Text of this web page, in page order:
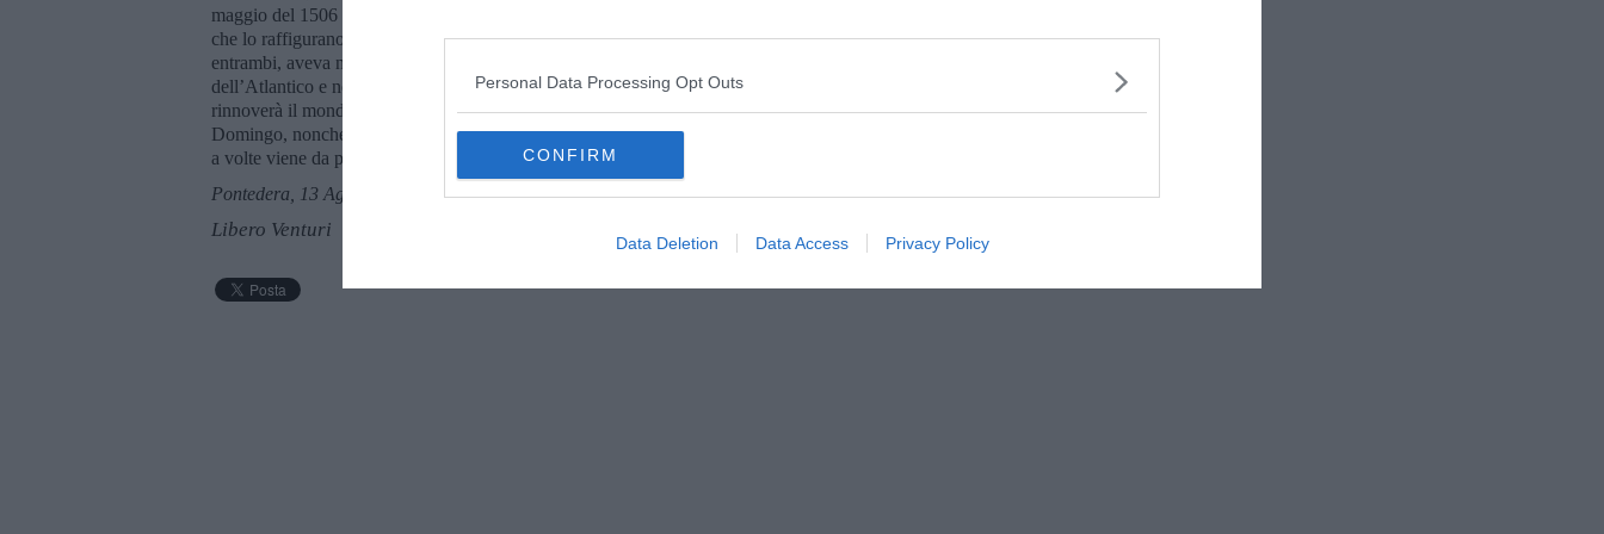
Personal Data Processing Opt Outs
CONFIRM
Data Deletion Data Access Privacy Policy
maggio del 1506 di un attacco di cuore. Anche quel grande cuore cessò di battere. Aveva 55 anni. Statue
che lo raffigurano, a perenne memoria, sono state erette in tutto il mondo, il vecchio e il nuovo che,
entrambi, aveva navigato. A Madrid e Barcellona lo ritraggono su altissime colonne, dove si erge vincitore
dell’Atlantico e nel gesto di indicare la rotta. Morì in disgrazia, lasciò la scoperta di un mondo che
rinnoverà il mondo, un conflitto circa la sua esatta sepoltura tra la cattedrale di Siviglia e quella di Santo
Domingo, nonché una disputa ereditaria secolare. La vita, anche per i grandi, è inevitabilmente un declino,
a volte viene da pensare che sia un racconto scritto male.
Pontedera, 13 Agosto 2017
Libero Venturi